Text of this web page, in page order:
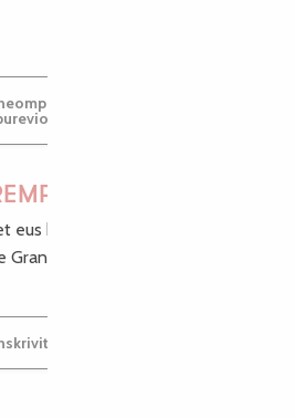
touristerezh
!
eus hor c'hinnigoù mat ha keleier
Rose, enskrivit hoc'h anv
d'hor c'heleier